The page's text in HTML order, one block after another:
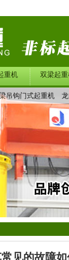
重机 双梁起
吊钩门式起重机
见的故障如